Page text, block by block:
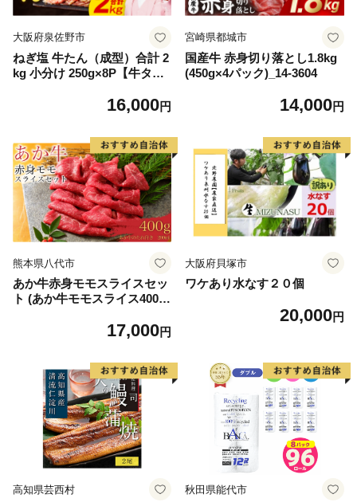
大阪府泉佐野市
ねぎ塩 牛たん（成型）合計 2
kg 小分け 250g×8P【牛タン
16,000円
宮崎県都城市
国産牛 赤身切り落とし1.8kg
(450g×4パック)_14-3604
14,000円
熊本県八代市
あか牛赤身モモスライスセッ
ト (あか牛モモスライス400
17,000円
大阪府貝塚市
ワケあり水なす２０個
20,000円
高知県芸西村 秋田県能代市